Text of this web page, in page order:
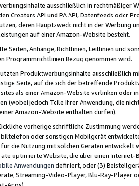
ausschließlich in rechtmäßiger
Creators API und PA API, Datenfeeds oder
deren Hauptzweck nicht in der Werbung
auf einer Amazon-Website besteht.
Seiten, Anhänge, Richtlinien, Leitlinien und
Programmrichtlinien Bezug genommen wird.
Produktwerbungsinhalte ausschließlich
Seite, auf die sich der betreffende
als einer Amazon-Website verlinken oder
(wobei jedoch Teile Ihrer Anwendung, die
Amazon-Website enthalten dürfen).
vorherige schriftliche Zustimmung
oder sonstigen Mobilgerät
die Nutzung mit solchen Geräten
optimierte Website, die über einen
Anwendungen definiert, oder (3)
Streaming-Video-Player, Blu-Ray-Player
Apps).